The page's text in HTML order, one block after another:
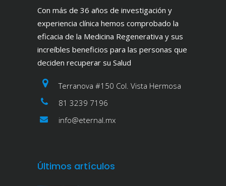
Con más de 36 años de investigación y
experiencia clínica hemos comprobado la
eficacia de la Medicina Regenerativa y sus
increíbles beneficios para las personas que
deciden recuperar su Salud
Terranova #150 Col. Vista Hermosa
81 3239 7196
info@eternal.mx
Últimos artículos